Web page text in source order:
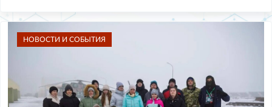
НОВОСТИ И СОБЫТИЯ